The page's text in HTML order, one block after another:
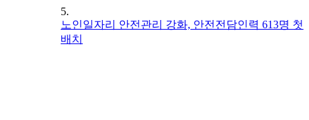
5.
노인일자리 안전관리 강화, 안전전담인력 613명 첫
배치